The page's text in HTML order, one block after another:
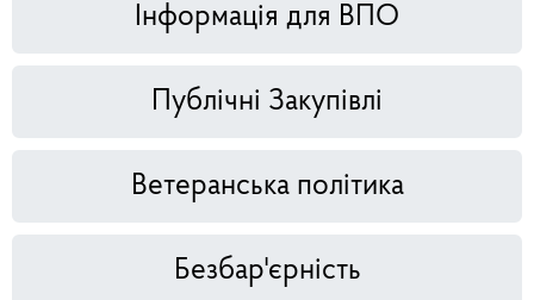
Інформація для ВПО
Публічні Закупівлі
Ветеранська політика
Безбар'єрність